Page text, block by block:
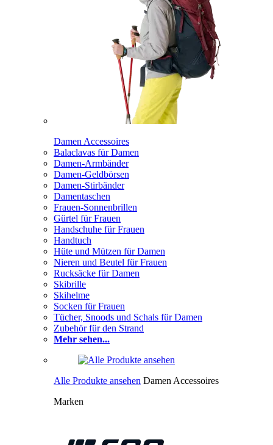
Damen Accessoires
Balaclavas für Damen
Damen-Armbänder
Damen-Geldbörsen
Damen-Stirbänder
Damentaschen
Frauen-Sonnenbrillen
Gürtel für Frauen
Handschuhe für Frauen
Handtuch
Hüte und Mützen für Damen
Nieren und Beutel für Frauen
Rucksäcke für Damen
Skibrille
Skihelme
Socken für Frauen
Tücher, Snoods und Schals für Damen
Zubehör für den Strand
Mehr sehen...
Alle Produkte ansehen Damen Accessoires
Marken